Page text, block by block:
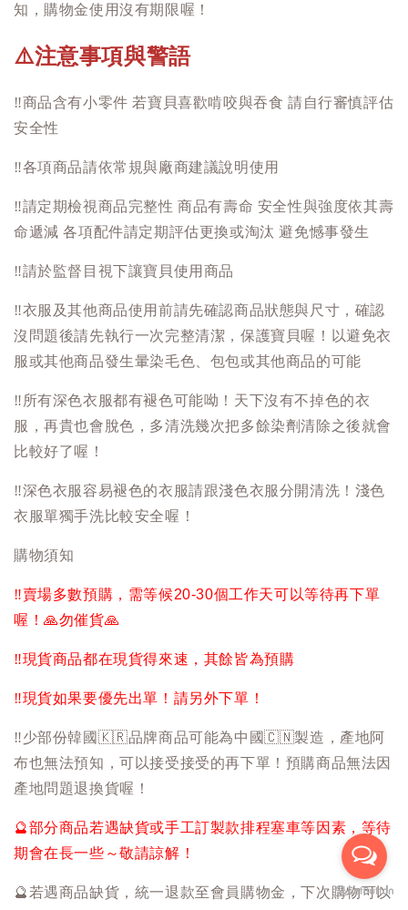
知，購物金使用沒有期限喔！
⚠️注意事項與警語
‼️商品含有小零件 若寶貝喜歡啃咬與吞食 請自行審慎評估
安全性
‼️各項商品請依常規與廠商建議說明使用
‼️請定期檢視商品完整性 商品有壽命 安全性與強度依其壽
命遞減 各項配件請定期評估更換或淘汰 避免憾事發生
‼️請於監督目視下讓寶貝使用商品
‼️衣服及其他商品使用前請先確認商品狀態與尺寸，確認
沒問題後請先執行一次完整清潔，保護寶貝喔！以避免衣
服或其他商品發生暈染毛色、包包或其他商品的可能
‼️ 所有深色衣服都有褪色可能呦！天下沒有不掉色的衣
服，再貴也會脫色，多清洗幾次把多餘染劑清除之後就會
比較好了喔！
‼️深色衣服容易褪色的衣服請跟淺色衣服分開清洗！淺色
衣服單獨手洗比較安全喔！
購物須知
‼️賣場多數預購，需等候20-30個工作天可以等待再下單
喔！🙏勿催貨🙏
‼️現貨商品都在現貨得來速，其餘皆為預購
‼️現貨如果要優先出單！請另外下單！
‼️少部份韓國 🇰🇷品牌商品可能為中國🇨🇳製造，產地阿
布也無法預知，可以接受接受的再下單！預購商品無法因
產地問題退換貨喔！
🔮部分商品若遇缺貨或手工訂製款排程塞車等因素，等待
期會在長一些～敬請諒解！
🔮 若遇商品缺貨，統一退款至會員購物金，下次購物可以